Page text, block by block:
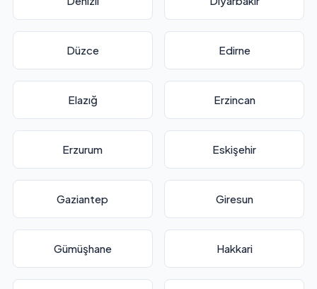
Düzce Edirne
Elazığ Erzincan
Erzurum Eskişehir
Gaziantep Giresun
Gümüşhane Hakkari